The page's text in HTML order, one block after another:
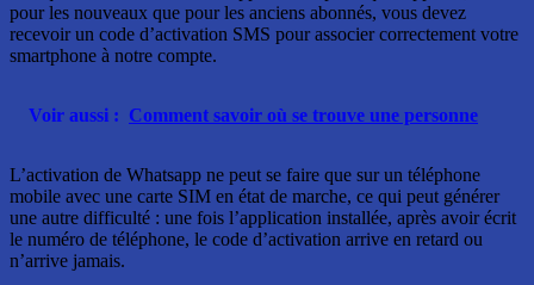
pour les nouveaux que pour les anciens abonnés, vous devez
recevoir un code d’activation SMS pour associer correctement votre
smartphone à notre compte.
Voir aussi : Comment savoir où se trouve une personne
L’activation de Whatsapp ne peut se faire que sur un téléphone
mobile avec une carte SIM en état de marche, ce qui peut générer
une autre difficulté : une fois l’application installée, après avoir écrit
le numéro de téléphone, le code d’activation arrive en retard ou
n’arrive jamais.